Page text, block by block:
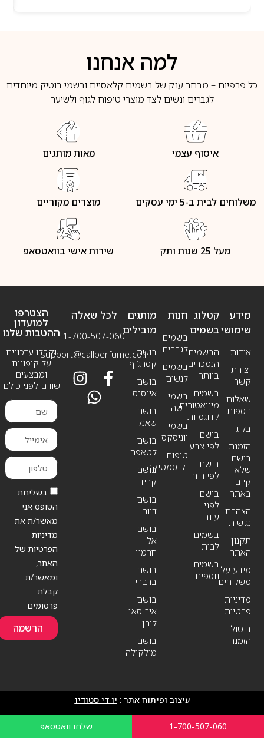
למה אנחנו
כל פרפיום – מבחר ענק של בשמים קלאסיים ובשמי בוטיק מיוחדים
לגברים ונשים לצד מוצרי טיפוח לגוף ולשיער
איסוף עצמי מאות מותגים
משלוחים לבית ב-5 ימי עסקים מוצרים מקוריים
מעל 25 שנות ותק שירות אישי בוואטסאפ
מידע
שימושי
אודות
יצירת
קשר
שאלות
נוספות
בלוג
הזמנת
בושם
שלא
קיים
באתר
הצהרת
נגישות
תקנון
האתר
מידע על
משלוחים
מדיניות
פרטיות
ביטול
הזמנה
חנות
בשמים
לגברים
בשמים
לנשים
בשמי
נישה
בשמי
יוניסקס
טיפוח
וקוסמטיקה
קטלוג
בשמים
הבשמים
הנמכרים
ביותר
בשמים
מיניאטורים
/ דוגמיות
בושם
לפי צבע
בושם
לפי ריח
בושם
לפני
עונה
בשמים
לבית
בשמים
נוספים
מותגים
מובילים
בושם
קסרג’וף
בושם
אינסנס
בושם
שאנל
בושם
לטאפה
בושם
קריד
בושם
דיור
בושם
אל
חרמין
בושם
ברברי
בושם
איב סאן
לורן
בושם
מולקולה
לכל שאלה
1-700-507-060
support@callperfume.co.il
הצטרפו
למועדון
ההטבות שלנו
וקבלו עדכונים
על קופונים
ומבצעים
שווים לפני כולם
בשליחת
הטופס אני
מאשר/ת את
מדיניות
הפרטיות של
האתר,
ומאשר/ת
קבלת
פרסומים
הרשמה
עיצוב ופיתוח אתר : יו די סטודיו
1-700-507-060 שלחו וואטסאפ